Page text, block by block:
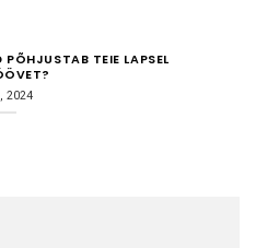
PÕHJUSTAB TEIE LAPSEL
2024